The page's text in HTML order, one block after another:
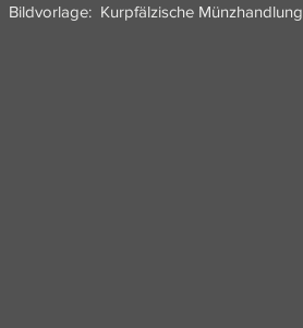
Bildvorlage: Kurpfälzische Münzhandlung